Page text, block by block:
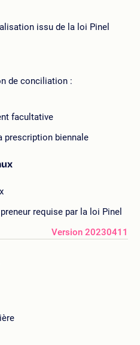
issu de la loi Pinel
de conciliation :
facultative
prescription biennale
requise par la loi Pinel
Version 20230411